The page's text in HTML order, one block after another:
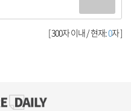
[ 300자 이내 / 현재:0자 ]